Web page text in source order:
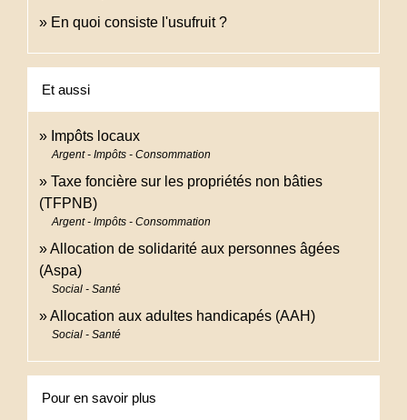
En quoi consiste l'usufruit ?
Et aussi
Impôts locaux
Argent - Impôts - Consommation
Taxe foncière sur les propriétés non bâties
(TFPNB)
Argent - Impôts - Consommation
Allocation de solidarité aux personnes âgées
(Aspa)
Social - Santé
Allocation aux adultes handicapés (AAH)
Social - Santé
Pour en savoir plus